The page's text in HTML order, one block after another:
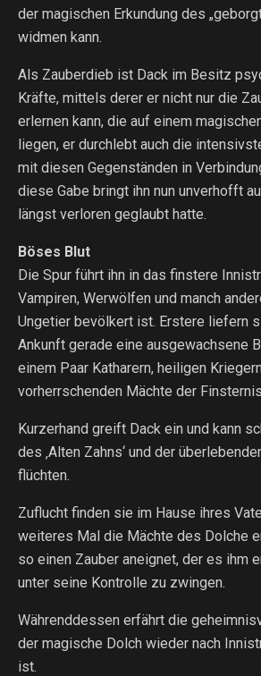
der magischen Erkundung des
widmen kann.
Als Zauberdieb ist Dack im Besitz
Kräfte, mittels derer er nicht nur die
erlernen kann, die auf einem
liegen, er durchlebt auch die
mit diesen Gegenständen in
diese Gabe bringt ihn nun unverhofft
längst verloren geglaubt hatte.
Böses Blut
Die Spur führt ihn in das finstere
Vampiren, Werwölfen und manch
Ungetier bevölkert ist. Erstere liefern
Ankunft gerade eine ausgewachsene
einem Paar Katharern, heiligen
vorherrschenden Mächte der
Kurzerhand greift Dack ein und kann
des ‚Alten Zahns‘ und der
flüchten.
Zuflucht finden sie im Hause ihres
weiteres Mal die Mächte des Dolche
so einen Zauber aneignet, der es ihm
unter seine Kontrolle zu zwingen.
Währenddessen erfährt die
der magische Dolch wieder nach
ist.